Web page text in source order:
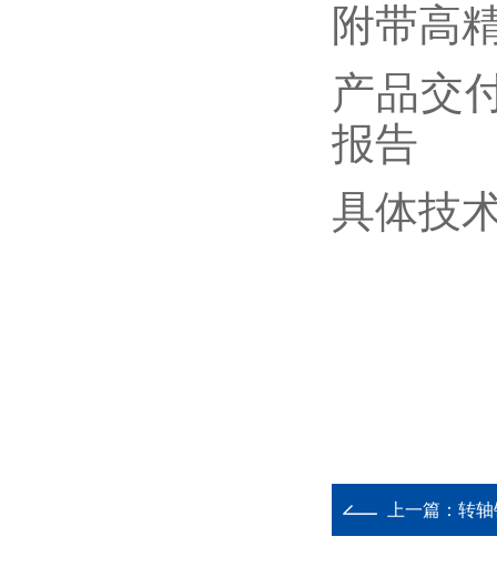
附带高
产品交
报告
具体技
上一篇： 转